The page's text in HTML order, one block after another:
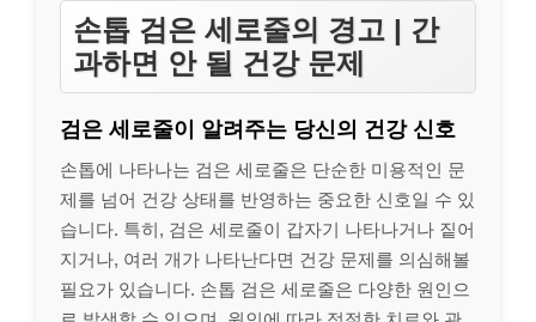
손톱 검은 세로줄의 경고 | 간
과하면 안 될 건강 문제
검은 세로줄이 알려주는 당신의 건강 신호
손톱에 나타나는 검은 세로줄은 단순한 미용적인 문
제를 넘어 건강 상태를 반영하는 중요한 신호일 수 있
습니다. 특히, 검은 세로줄이 갑자기 나타나거나 짙어
지거나, 여러 개가 나타난다면 건강 문제를 의심해볼
필요가 있습니다. 손톱 검은 세로줄은 다양한 원인으